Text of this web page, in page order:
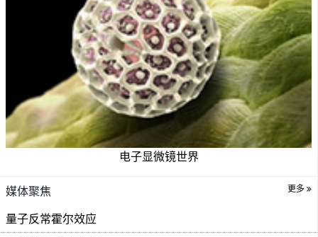
电子显微镜世界
媒体聚焦 更多
量子反常霍尔效应